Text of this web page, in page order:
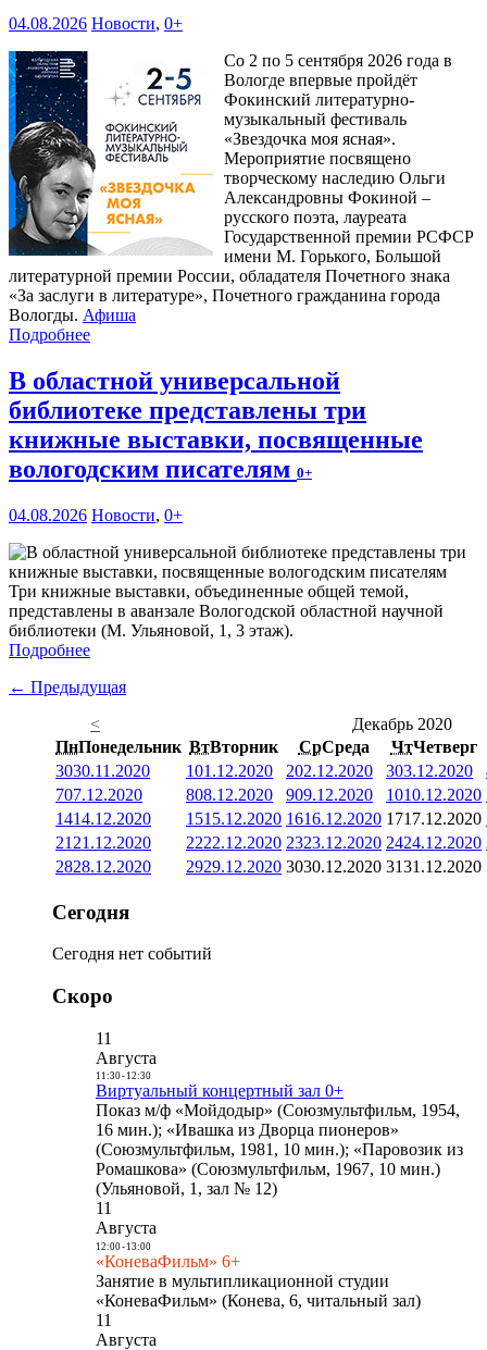
04.08.2026 Новости, 0+
Со 2 по 5 сентября 2026 года в
Вологде впервые пройдёт
Фокинский литературно-
музыкальный фестиваль
«Звездочка моя ясная».
Мероприятие посвящено
творческому наследию Ольги
Александровны Фокиной –
русского поэта, лауреата
Государственной премии РСФСР
имени М. Горького, Большой
литературной премии России, обладателя Почетного знака
«За заслуги в литературе», Почетного гражданина города
Вологды. Афиша
Подробнее
В областной универсальной
библиотеке представлены три
книжные выставки, посвященные
вологодским писателям 0+
04.08.2026 Новости, 0+
Три книжные выставки, объединенные общей темой,
представлены в аванзале Вологодской областной научной
библиотеки (М. Ульяновой, 1, 3 этаж).
Подробнее
← Предыдущая
<
Декабрь 2020
ПнПонедельник ВтВторник СрСреда ЧтЧетверг
3030.11.2020 101.12.2020 202.12.2020 303.12.2020
707.12.2020 808.12.2020 909.12.2020 1010.12.2020
1414.12.2020 1515.12.2020 1616.12.2020 1717.12.2020
21 21.12.2020 2222.12.2020 2323.12.2020 2424.12.2020
2828.12.2020 2929.12.2020 3030.12.2020 3131.12.2020
Сегодня
Сегодня нет событий
Скоро
11
Августа
11:30- 12:30
Виртуальный концертный зал 0+
Показ м/ф «Мойдодыр» (Союзмультфильм, 1954,
16 мин.); «Ивашка из Дворца пионеров»
(Союзмультфильм, 1981, 10 мин.); «Паровозик из
Ромашкова» (Союзмультфильм, 1967, 10 мин.)
(Ульяновой, 1, зал № 12)
11
Августа
12:00- 13:00
«КоневаФильм» 6+
Занятие в мультипликационной студии
«КоневаФильм» (Конева, 6, читальный зал)
11
Августа